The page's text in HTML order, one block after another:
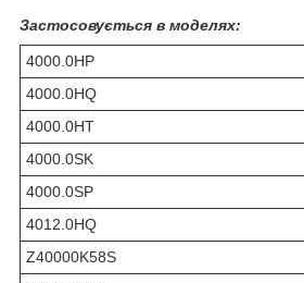
Застосовується в моделях:
4000.0HP
4000.0HQ
4000.0HT
4000.0SK
4000.0SP
4012.0HQ
Z40000K58S